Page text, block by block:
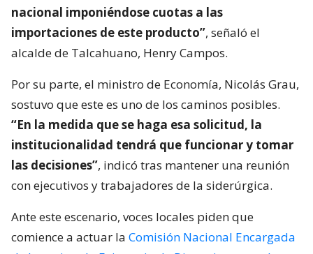
nacional imponiéndose cuotas a las
importaciones de este producto”, señaló el
alcalde de Talcahuano, Henry Campos.
Por su parte, el ministro de Economía, Nicolás Grau,
sostuvo que este es uno de los caminos posibles.
“En la medida que se haga esa solicitud, la
institucionalidad tendrá que funcionar y tomar
las decisiones”, indicó tras mantener una reunión
con ejecutivos y trabajadores de la siderúrgica.
Ante este escenario, voces locales piden que
comience a actuar la Comisión Nacional Encargada